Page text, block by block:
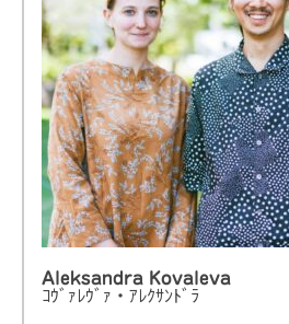
Aleksandra Kovaleva
ｺｳﾞｧﾚｳﾞｧ・ｱﾚｸｻﾝﾄﾞﾗ